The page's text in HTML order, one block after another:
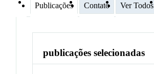
Publicações Contato Ver Todos
publicações selecionadas